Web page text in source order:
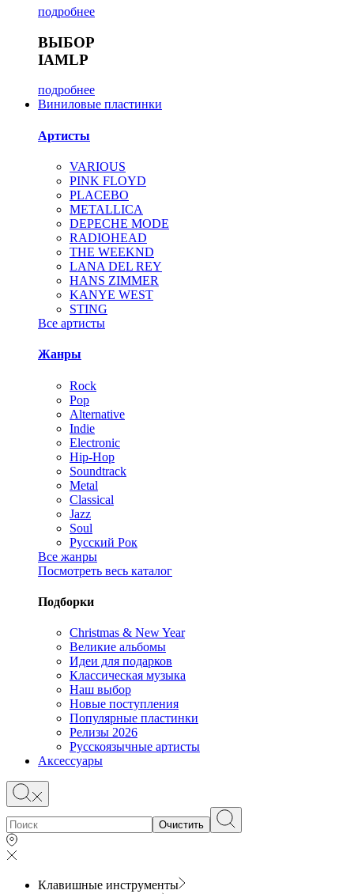
подробнее
ВЫБОР
IAMLP
подробнее
Виниловые пластинки
Артисты
VARIOUS
PINK FLOYD
PLACEBO
METALLICA
DEPECHE MODE
RADIOHEAD
THE WEEKND
LANA DEL REY
HANS ZIMMER
KANYE WEST
STING
Все артисты
Жанры
Rock
Pop
Alternative
Indie
Electronic
Hip-Hop
Soundtrack
Metal
Classical
Jazz
Soul
Русский Рок
Все жанры
Посмотреть весь каталог
Подборки
Christmas & New Year
Великие альбомы
Идеи для подарков
Классическая музыка
Наш выбор
Новые поступления
Популярные пластинки
Релизы 2026
Русскоязычные артисты
Аксессуары
Очистить
Клавишные инструменты